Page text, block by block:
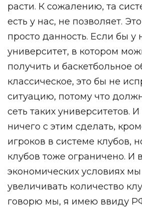
расти. К сожалению, та
есть у нас, не позволяет.
просто данность. Если бы у
университет, в котором
получить и баскетбольное
классическое, это бы не
ситуацию, потому что
сеть таких университетов.
ничего с этим сделать,
игроков в системе клубов,
клубов тоже ограничено. И
экономических условиях
увеличивать количество
говорю мы, я имею ввиду